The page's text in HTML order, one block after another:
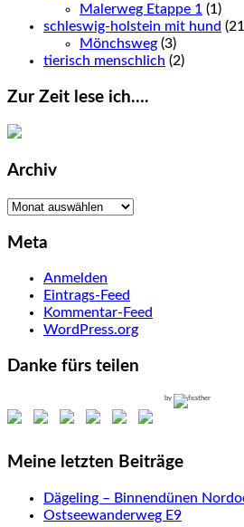
Malerweg Etappe 1 (1)
schleswig-holstein mit hund
Mönchsweg (3)
tierisch menschlich (2)
Zur Zeit lese ich….
Archiv
Archiv
Meta
Anmelden
Eintrags-Feed
Kommentar-Feed
WordPress.org
Danke fürs teilen
by
Meine letzten Beiträge
Dägeling – Binnendünen
Ostseewanderweg E9